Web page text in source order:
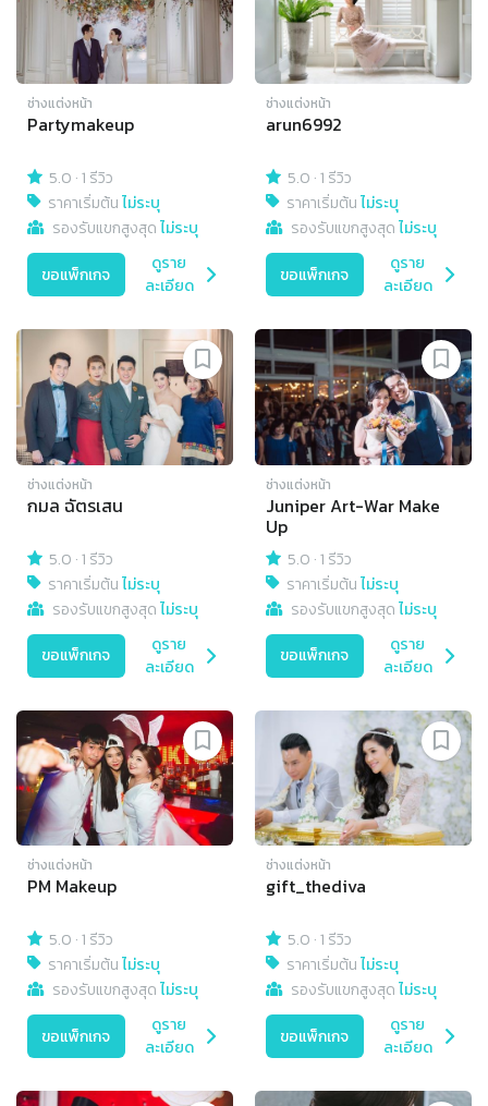
ช่างแต่งหน้า
Partymakeup
5.0 ·1 รีวิว
ราคาเริ่มต้นไม่ระบุ
รองรับแขกสูงสุดไม่ระบุ
ขอแพ็กเกจ
ดูราย
ละเอียด
ช่างแต่งหน้า
arun6992
5.0 ·1 รีวิว
ราคาเริ่มต้นไม่ระบุ
รองรับแขกสูงสุดไม่ระบุ
ขอแพ็กเกจ
ดูราย
ละเอียด
ช่างแต่งหน้า
กมล ฉัตรเสน
5.0 ·1 รีวิว
ราคาเริ่มต้นไม่ระบุ
รองรับแขกสูงสุดไม่ระบุ
ขอแพ็กเกจ
ดูราย
ละเอียด
ช่างแต่งหน้า
Juniper Art-War Make
Up
5.0 ·1 รีวิว
ราคาเริ่มต้นไม่ระบุ
รองรับแขกสูงสุดไม่ระบุ
ขอแพ็กเกจ
ดูราย
ละเอียด
ช่างแต่งหน้า
PM Makeup
5.0 ·1 รีวิว
ราคาเริ่มต้นไม่ระบุ
รองรับแขกสูงสุดไม่ระบุ
ขอแพ็กเกจ
ดูราย
ละเอียด
ช่างแต่งหน้า
gift_thediva
5.0 ·1 รีวิว
ราคาเริ่มต้นไม่ระบุ
รองรับแขกสูงสุดไม่ระบุ
ขอแพ็กเกจ
ดูราย
ละเอียด